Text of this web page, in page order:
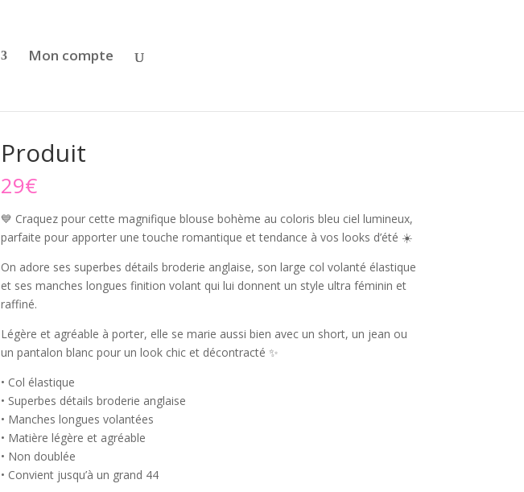
Mon compte
Produit
29€
💙 Craquez pour cette magnifique blouse bohème au coloris bleu ciel lumineux,
parfaite pour apporter une touche romantique et tendance à vos looks d’été ☀️
On adore ses superbes détails broderie anglaise, son large col volanté élastique
et ses manches longues finition volant qui lui donnent un style ultra féminin et
raffiné.
Légère et agréable à porter, elle se marie aussi bien avec un short, un jean ou
un pantalon blanc pour un look chic et décontracté ✨
• Col élastique
• Superbes détails broderie anglaise
• Manches longues volantées
• Matière légère et agréable
• Non doublée
• Convient jusqu’à un grand 44